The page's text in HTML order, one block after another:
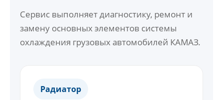
Сервис выполняет диагностику, ремонт и
замену основных элементов системы
охлаждения грузовых автомобилей КАМАЗ.
Радиатор